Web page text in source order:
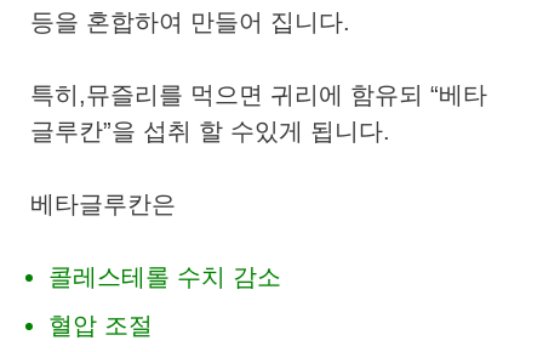
등을 혼합하여 만들어 집니다.
특히,뮤즐리를 먹으면 귀리에 함유되 “베타
글루칸”을 섭취 할 수있게 됩니다.
베타글루칸은
콜레스테롤 수치 감소
혈압 조절